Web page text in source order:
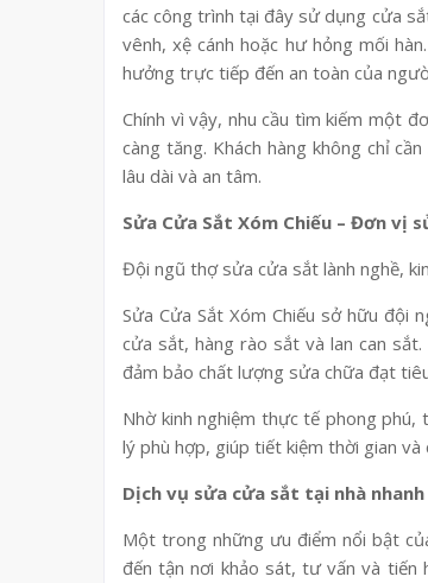
các công trình tại đây sử dụng cửa
vênh, xệ cánh hoặc hư hỏng mối
hưởng trực tiếp đến an toàn của
Chính vì vậy, nhu cầu tìm kiếm một
càng tăng. Khách hàng không chỉ
lâu dài và an tâm.
Sửa Cửa Sắt Xóm Chiếu – Đơn vị
Đội ngũ thợ sửa cửa sắt lành nghề,
Sửa Cửa Sắt Xóm Chiếu sở hữu đội
cửa sắt, hàng rào sắt và lan can
đảm bảo chất lượng sửa chữa đạt
Nhờ kinh nghiệm thực tế phong
lý phù hợp, giúp tiết kiệm thời gian và
Dịch vụ sửa cửa sắt tại nhà
Một trong những ưu điểm nổi bật
đến tận nơi khảo sát, tư vấn và tiến